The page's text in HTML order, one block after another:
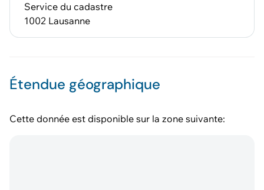
Service du cadastre
1002 Lausanne
Étendue géographique
Cette donnée est disponible sur la zone suivante: